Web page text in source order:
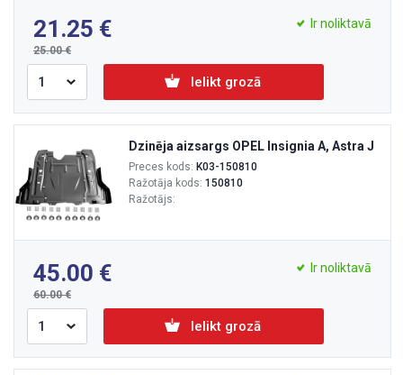
21.25
25.00
Ir noliktavā
Ielikt grozā
Dzinēja aizsargs OPEL Insignia A, Astra J
Preces kods: K03-150810
Ražotāja kods: 150810
Ražotājs:
45.00
60.00
Ir noliktavā
Ielikt grozā